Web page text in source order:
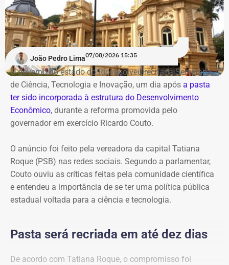
João Pedro Lima07/08/2026 15:35
O governo do estado do Rio resolveu recriar a Secretaria
de Ciência, Tecnologia e Inovação, um dia após a pasta
ter sido incorporada à estrutura do Desenvolvimento
Econômico, durante a reforma promovida pelo
governador em exercício Ricardo Couto.
O anúncio foi feito pela vereadora da capital Tatiana
Roque (PSB) nas redes sociais. Segundo a parlamentar,
Couto ouviu as críticas feitas pela comunidade científica
e entendeu a importância de se ter uma política pública
estadual voltada para a ciência e tecnologia.
Pasta será recriada em até dez dias
De acordo com Tatiana Roque, o compromisso foi